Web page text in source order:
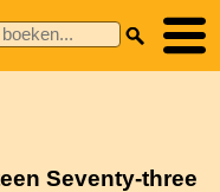
Seventy-three